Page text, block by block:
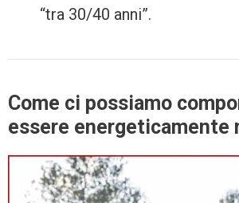
“tra 30/40 anni”.
Come ci possiamo
essere energeticamente